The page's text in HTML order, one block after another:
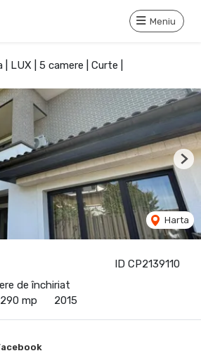
Meniu
LUX | 5 camere | Curte |
ID CP2139110
de închiriat
290 mp 2015
Harta